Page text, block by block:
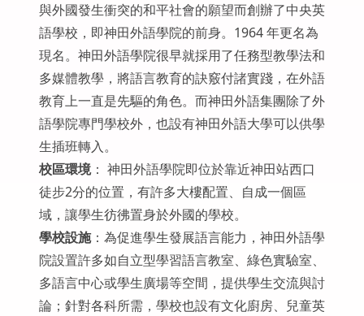
與外國發生衝突的和平社會的願望而創辦了中央英
語學校，即神田外語學院的前身。1964 年更名為
現名。神田外語學院很早就採用了任務型教學法和
多媒體教學，將語言教育的訣竅付諸實踐，在外語
教育上一直是先驅的角色。而神田外語集團除了外
語學院專門學校外，也設有神田外語大學可以供學
生插班轉入。
校區環境： 神田外語學院即位於靠近神田站西口
徒步2分的位置，有許多大樓配置、自成一個區
域，讓學生彷彿置身於外國的學校。
學校設施：為促進學生發展語言能力，神田外語學
院設置許多如自立型學習語言教室、綠色實驗室、
多語言中心或學生廣場等空間，提供學生交流與討
論；針對各科所需，學校也設有文化廚房、兒童英